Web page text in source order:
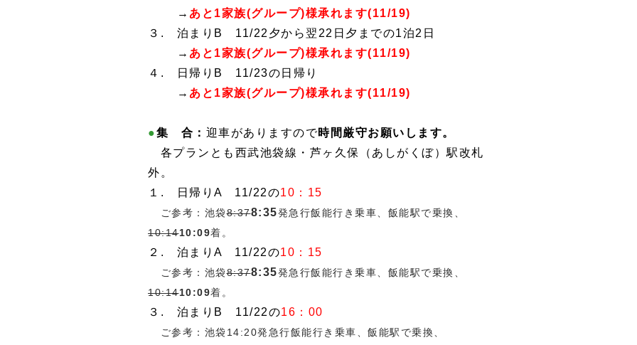
→ あと1家族(グループ)様承れます(11/19)
３. 泊まりB 11/22夕から翌22日夕までの1泊2日
→ あと 1家族(グループ)様承れます(11/19)
４. 日帰りB 11/23の日帰り
→ あと1家族(グループ)様承れます(11/19)
●集 合： 迎車がありますので時間厳守お願いします。
各プランとも西武池袋線・芦ヶ久保（あしがくぼ）駅改札
外。
１. 日帰りA 11/22の10：15
ご参考：池袋8:378:35発急行飯能行き乗車、飯能駅で乗換、
10:1410:09着。
２. 泊まりA 11/22の10：15
ご参考： 池袋8:378:35発急行飯能行き乗車、飯能駅で乗換、
10:1410:09着。
３. 泊まりB 11/22の16：00
ご参考：池袋14:20発急行飯能行き乗車、飯能駅で乗換、